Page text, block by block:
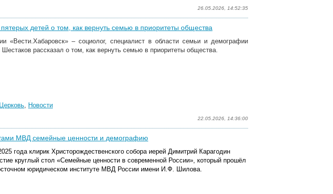
26.05.2026, 14:52:35
детей о том, как вернуть семью в приоритеты общества
«Вести.Хабаровск» – социолог, специалист в области семьи и демографии
Шестаков рассказал о том, как вернуть семью в приоритеты общества.
Церковь, Новости
22.05.2026, 14:36:00
МВД семейные ценности и демографию
годаклирик Христорождественского собора иерей Димитрий Карагодин
круглый стол «Семейные ценности в современной России», который прошёл
юридическом институте МВД России имени И.Ф. Шилова.